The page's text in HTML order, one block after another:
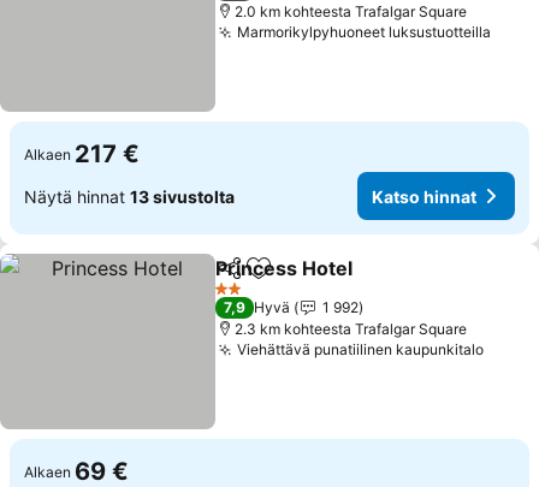
2.0 km kohteesta Trafalgar Square
Marmorikylpyhuoneet luksustuotteilla
Alkaen 217 €
Näytä hinnat 13 sivustolta Katso hinnat
Jaa Lisää suosikkeihin
Princess Hotel
2 Tähtiluokitus
7,9 Hyvä
1 992
2.3 km kohteesta Trafalgar Square
Viehättävä punatiilinen kaupunkitalo
Alkaen 69 €